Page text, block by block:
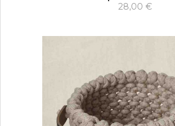
28,00 €